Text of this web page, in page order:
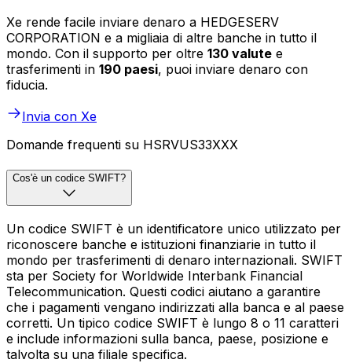
Xe rende facile inviare denaro a HEDGESERV
CORPORATION e a migliaia di altre banche in tutto il
mondo. Con il supporto per oltre 130 valute e
trasferimenti in 190 paesi, puoi inviare denaro con
fiducia.
Invia con Xe
Domande frequenti su HSRVUS33XXX
Cos'è un codice SWIFT?
Un codice SWIFT è un identificatore unico utilizzato per
riconoscere banche e istituzioni finanziarie in tutto il
mondo per trasferimenti di denaro internazionali. SWIFT
sta per Society for Worldwide Interbank Financial
Telecommunication. Questi codici aiutano a garantire
che i pagamenti vengano indirizzati alla banca e al paese
corretti. Un tipico codice SWIFT è lungo 8 o 11 caratteri
e include informazioni sulla banca, paese, posizione e
talvolta su una filiale specifica.